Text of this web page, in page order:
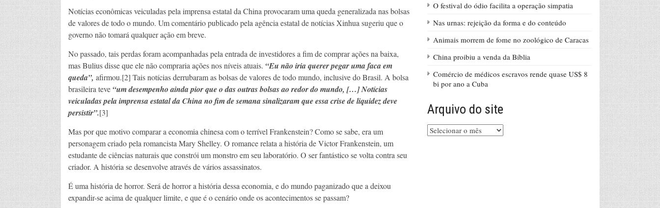
Notícias econômicas veiculadas pela imprensa estatal da China provocaram uma queda generalizada nas bolsas
de valores de todo o mundo. Um comentário publicado pela agência estatal de notícias Xinhua sugeriu que o
governo não tomará qualquer ação em breve.
No passado, tais perdas foram acompanhadas pela entrada de investidores a fim de comprar ações na baixa,
mas Bulius disse que ele não compraria ações nos níveis atuais. “Eu não iria querer pegar uma faca em
queda”, afirmou.[2] Tais notícias derrubaram as bolsas de valores de todo mundo, inclusive do Brasil. A bolsa
brasileira teve “um desempenho ainda pior que o das outras bolsas ao redor do mundo, […] Notícias
veiculadas pela imprensa estatal da China no fim de semana sinalizaram que essa crise de liquidez deve
persistir”.[3]
Mas por que motivo comparar a economia chinesa com o terrível Frankenstein? Como se sabe, era um
personagem criado pela romancista Mary Shelley. O romance relata a história de Victor Frankenstein, um
estudante de ciências naturais que constrói um monstro em seu laboratório. O ser fantástico se volta contra seu
criador. A história se desenvolve através de vários assassinatos.
É uma história de horror. Será de horror a história dessa economia, e do mundo paganizado que a deixou
expandir-se acima de qualquer limite, e que é o cenário onde os acontecimentos se passam?
O festival do ódio facilita a operação simpatia
Nas urnas: rejeição da forma e do conteúdo
Animais morrem de fome no zoológico de Caracas
China proibiu a venda da Bíblia
Comércio de médicos escravos rende quase US$ 8
bi por ano a Cuba
Arquivo do site
Arquivo
do